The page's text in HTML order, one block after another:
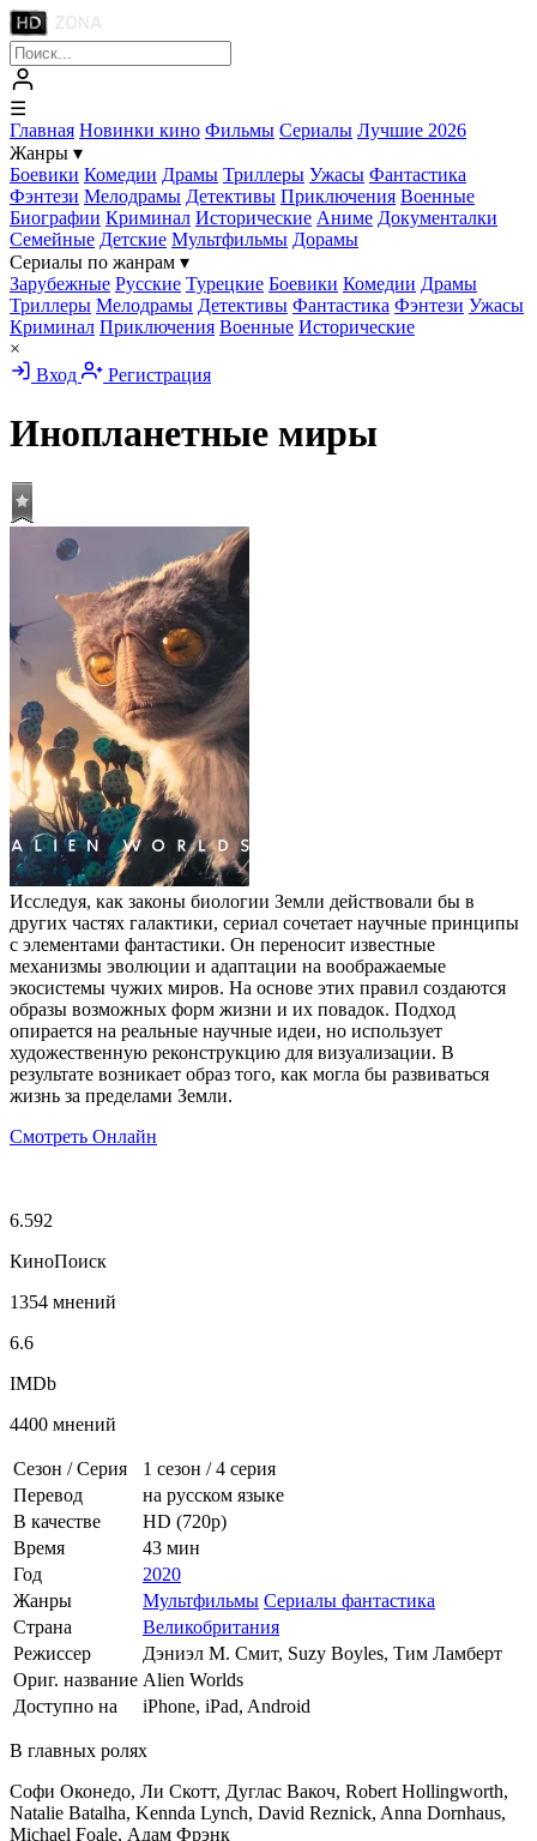
☰
Главная Новинки кино Фильмы Сериалы Лучшие 2026
Жанры ▾
Боевики Комедии Драмы Триллеры Ужасы Фантастика
Фэнтези Мелодрамы Детективы Приключения Военные
Биографии Криминал Исторические Аниме Документалки
Семейные Детские Мультфильмы Дорамы
Сериалы по жанрам ▾
Зарубежные Русские Турецкие Боевики Комедии Драмы
Триллеры Мелодрамы Детективы Фантастика Фэнтези Ужасы
Криминал Приключения Военные Исторические
×
Вход
Регистрация
Инопланетные миры
Исследуя, как законы биологии Земли действовали бы в
других частях галактики, сериал сочетает научные принципы
с элементами фантастики. Он переносит известные
механизмы эволюции и адаптации на воображаемые
экосистемы чужих миров. На основе этих правил создаются
образы возможных форм жизни и их повадок. Подход
опирается на реальные научные идеи, но использует
художественную реконструкцию для визуализации. В
результате возникает образ того, как могла бы развиваться
жизнь за пределами Земли.
Смотреть Онлайн
6.592
КиноПоиск
1354 мнений
6.6
IMDb
4400 мнений
Сезон / Серия 1 сезон /4 серия
Перевод
на русском языке
В качестве
HD (720p)
Время
43 мин
Год
2020
Жанры
Мультфильмы Сериалы фантастика
Страна
Великобритания
Режиссер
Дэниэл М. Смит, Suzy Boyles, Тим Ламберт
Ориг. название Alien Worlds
Доступно на
iPhone, iPad, Android
В главных ролях
Софи Оконедо, Ли Скотт, Дуглас Вакоч, Robert Hollingworth,
Natalie Batalha, Kennda Lynch, David Reznick, Anna Dornhaus,
Michael Foale, Адам Фрэнк